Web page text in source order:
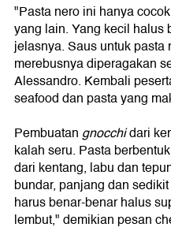
"Pasta nero ini hanya
yang lain. Yang kecil halus
jelasnya. Saus untuk pasta
merebusnya diperagakan
Alessandro. Kembali
seafood dan pasta yang
Pembuatangnocchidari
kalah seru. Pasta
dari kentang, labu dan
bundar, panjang dan
harus benar-benar halus
lembut," demikian pesan